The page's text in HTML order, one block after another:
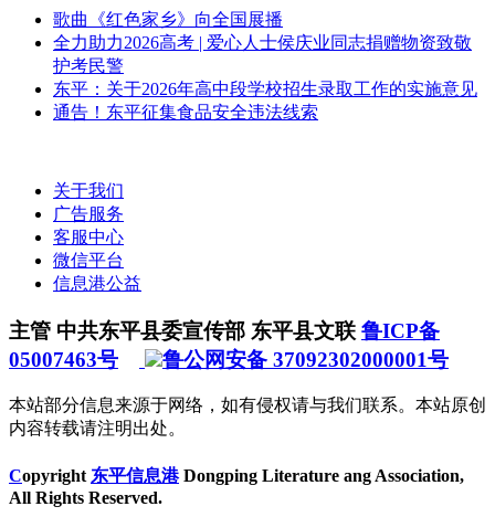
歌曲《红色家乡》向全国展播
全力助力2026高考 | 爱心人士侯庆业同志捐赠物资致敬
护考民警
东平：关于2026年高中段学校招生录取工作的实施意见
通告！东平征集食品安全违法线索
关于我们
广告服务
客服中心
微信平台
信息港公益
主管 中共东平县委宣传部 东平县文联 鲁ICP备
05007463号
鲁公网安备 37092302000001号
本站部分信息来源于网络，如有侵权请与我们联系。本站原创
内容转载请注明出处。
Copyright 东平信息港Dongping Literature ang Association,
All Rights Reserved.